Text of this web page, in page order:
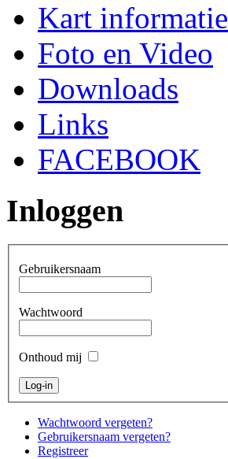
Kart informatie
Foto en Video
Downloads
Links
FACEBOOK
Inloggen
Gebruikersnaam
Wachtwoord
Onthoud mij
Wachtwoord vergeten?
Gebruikersnaam vergeten?
Registreer